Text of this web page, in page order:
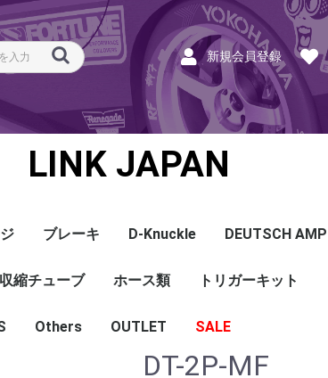
新規会員登録
LINK JAPAN
Terminals and Plugs
G1 - G4
CAN and Tuning
G4X - G4+
ー
CAN＆Tuning ケーブ
コネクタ＆Pin
Wire-in ハーネス
拡張ハーネス G4+Kurofune
MAZDA
MITSUBISHI
HONDA
TOYOTA
NISSAN
クランクセンサー
温度センサー
MAPセンサー
圧力センサー
ノックセンサー
CAN ラムダ 空燃比
ブーストコントロール
Injector
ISC
その他
ブレーキ D-Knuckle DEUTSCH AMP
AMP SSC
DTM
DT
DTP
その他
ルド線
ルド線
ルド線
ルド線
縮チューブ
ダ付 収縮チュー
収縮メッシュチュ
込み付 メッシュ
クリア
他
ホース類
シリコンホース
耐熱スリーブ
バキュームホース
燃料ホース
トリガーキット
Others
エンジンハーネス
OUTLET SALE
ECU
PDM
CAN and Tuning
CAN Keypad/Button
LOOMS
MAPセンサー
温度センサー
イグニッション
インジェクション
CAN Lambda
チューニングツール
圧力センサー
電動スロットル
ブーストコントロー
EGT
アクセサリー・他
DT-2P-MF